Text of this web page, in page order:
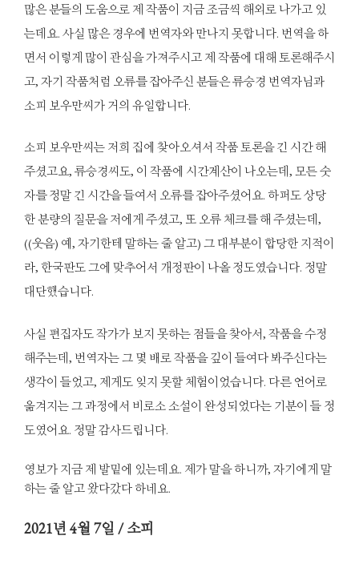
많은 분들의 도움으로 제 작품이 지금 조금씩 해외로 나가고 있
는데요. 사실 많은 경우에 번역자와 만나지 못합니다. 번역을 하
면서 이렇게 많이 관심을 가져주시고 제 작품에 대해 토론해주시
고, 자기 작품처럼 오류를 잡아주신 분들은 류승경 번역자님과
소피 보우만씨가 거의 유일합니다.
소피 보우만씨는 저희 집에 찾아오셔서 작품 토론을 긴 시간 해
주셨고요, 류승경씨도, 이 작품에 시간계산이 나오는데, 모든 숫
자를 정말 긴 시간을 들여서 오류를 잡아주셨어요. 하퍼도 상당
한 분량의 질문을 저에게 주셨고, 또 오류 체크를 해 주셨는데,
((웃음) 예, 자기한테 말하는 줄 알고) 그 대부분이 합당한 지적이
라, 한국판도 그에 맞추어서 개정판이 나올 정도였습니다. 정말
대단했습니다.
사실 편집자도 작가가 보지 못하는 점들을 찾아서, 작품을 수정
해주는데, 번역자는 그 몇 배로 작품을 깊이 들여다 봐주신다는
생각이 들었고, 제게도 잊지 못할 체험이었습니다. 다른 언어로
옮겨지는 그 과정에서 비로소 소설이 완성되었다는 기분이 들 정
도였어요. 정말 감사드립니다.
영보가 지금 제 발밑에 있는데요. 제가 말을 하니까, 자기에게 말
하는 줄 알고 왔다갔다 하네요.
2021년 4월 7일 / 소피